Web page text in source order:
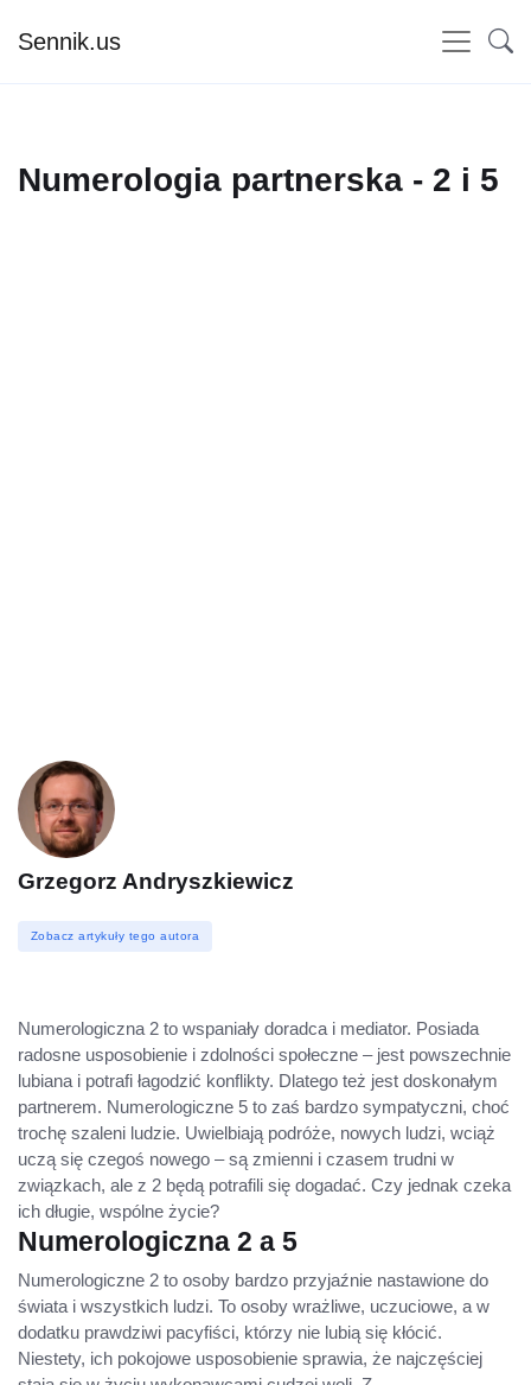
Sennik.us
Numerologia partnerska - 2 i 5
Grzegorz Andryszkiewicz
Zobacz artykuły tego autora
Numerologiczna 2 to wspaniały doradca i mediator. Posiada
radosne usposobienie i zdolności społeczne – jest powszechnie
lubiana i potrafi łagodzić konflikty. Dlatego też jest doskonałym
partnerem. Numerologiczne 5 to zaś bardzo sympatyczni, choć
trochę szaleni ludzie. Uwielbiają podróże, nowych ludzi, wciąż
uczą się czegoś nowego – są zmienni i czasem trudni w
związkach, ale z 2 będą potrafili się dogadać. Czy jednak czeka
ich długie, wspólne życie?
Numerologiczna 2 a 5
Numerologiczne 2 to osoby bardzo przyjaźnie nastawione do
świata i wszystkich ludzi. To osoby wrażliwe, uczuciowe, a w
dodatku prawdziwi pacyfiści, którzy nie lubią się kłócić.
Niestety, ich pokojowe usposobienie sprawia, że najczęściej